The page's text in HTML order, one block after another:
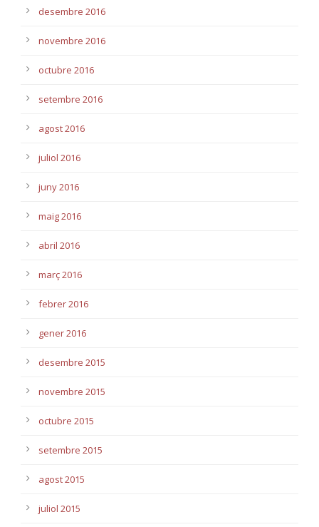
desembre 2016
novembre 2016
octubre 2016
setembre 2016
agost 2016
juliol 2016
juny 2016
maig 2016
abril 2016
març 2016
febrer 2016
gener 2016
desembre 2015
novembre 2015
octubre 2015
setembre 2015
agost 2015
juliol 2015